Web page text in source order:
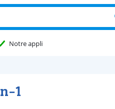
Notre appli
1